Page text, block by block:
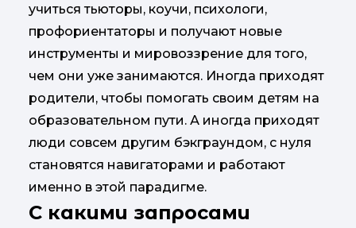
учиться тьюторы, коучи, психологи,
профориентаторы и получают новые
инструменты и мировоззрение для того,
чем они уже занимаются. Иногда приходят
родители, чтобы помогать своим детям на
образовательном пути. А иногда приходят
люди совсем другим бэкграундом, с нуля
становятся навигаторами и работают
именно в этой парадигме.
С какими запросами